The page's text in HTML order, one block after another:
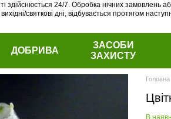
здійснюється 24/7. Обробка нічних замовлень
святкові дні, відбувається протягом
ДОБРИВА
ЗАСОБИ
ЗАХИСТУ
Головна
В